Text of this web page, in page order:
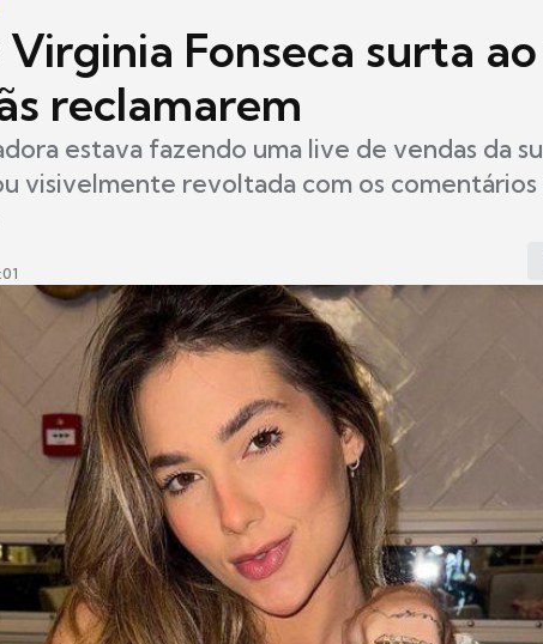
Fonseca surta
reclamarem
estava fazendo uma live de vendas da
visivelmente revoltada com os comentários